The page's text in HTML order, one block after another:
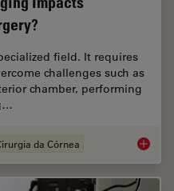
field. It requires
challenges such as
chamber, performing
da Córnea How